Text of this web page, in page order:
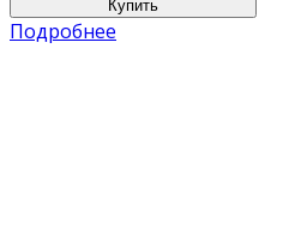
Подробнее